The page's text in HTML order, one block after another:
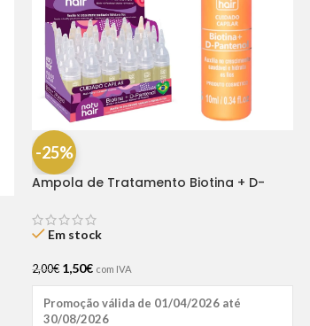
-25%
Ampola de Tratamento Biotina + D-
Em stock
2,00€ 1,50€ com IVA
Promoção válida de 01/04/2026 até
30/08/2026